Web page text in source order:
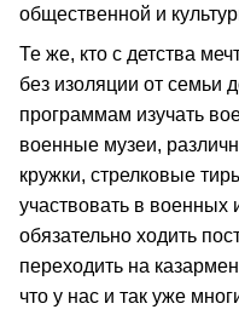
общественной и
Те же, кто с детства
без изоляции от семьи
программам изучать
военные музеи,
кружки, стрелковые
участвовать в военных
обязательно ходить
переходить на
что у нас и так уже